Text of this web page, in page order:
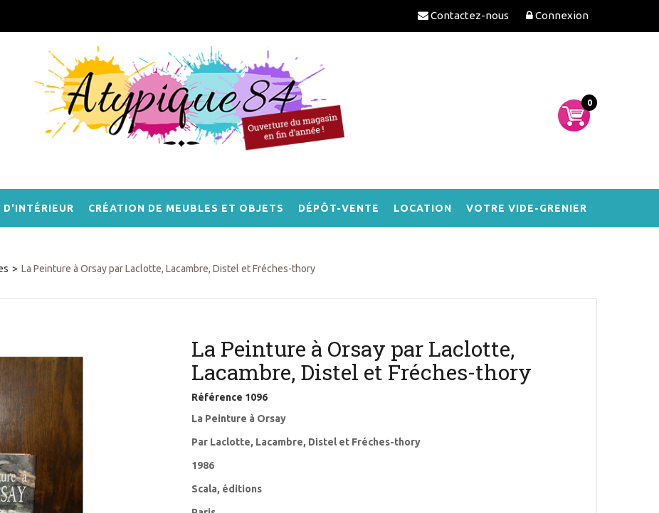
Connexion
Contactez-nous
0
CRÉATION DE MEUBLES ET OBJETS DÉPÔT-VENTE LOCATION VOTRE VIDE-GRENIER
> La Peinture à Orsay par Laclotte, Lacambre, Distel et Fréches-thory
La Peinture à Orsay par Laclotte,
Lacambre, Distel et Fréches-thory
Référence 1096
La Peinture à Orsay
Par Laclotte, Lacambre, Distel et Fréches-thory
1986
Scala, éditions